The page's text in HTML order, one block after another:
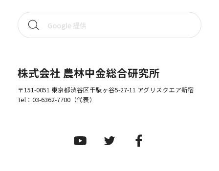
株式会社 農林中金総合研究所
〒151-0051 東京都渋谷区千駄ヶ谷5-27-11 アグリスクエア新宿
Tel： 03-6362-7700（代表）